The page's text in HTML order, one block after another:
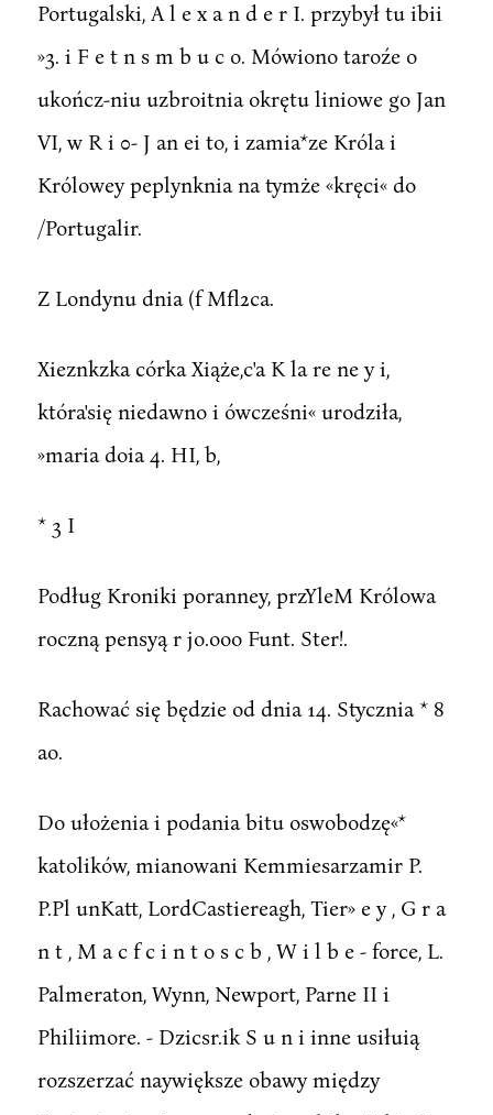
Portugalski, A l e x a n d e r I. przybył tu ibii
»3. i F e t n s m b u c o. Mówiono taroźe o
ukończ-niu uzbroitnia okrętu liniowe go Jan
VI, w R i 0- J an ei to, i zamia*ze Króla i
Królowey peplynknia na tymże «kręci« do
/Portugalir.
Z Londynu dnia (f Mfl2ca.
Xieznkzka córka Xiąże,c'a K la re ne y i,
która'się niedawno i ówcześni« urodziła,
»maria doia 4. HI, b,
* 3 I
Podług Kroniki poranney, przYleM Królowa
roczną pensyą r jo.ooo Funt. Ster!.
Rachować się będzie od dnia 14. Stycznia * 8
ao.
Do ułożenia i podania bitu oswobodzę«*
katolików, mianowani Kemmiesarzamir P.
P.Pl unKatt, LordCastiereagh, Tier» e y , G r a
n t , M a c f c i n t o s c b , W i l b e - force, L.
Palmeraton, Wynn, Newport, Parne II i
Philiimore. - Dzicsr.ik S u n i inne usiłuią
rozszerzać naywiększe obawy między